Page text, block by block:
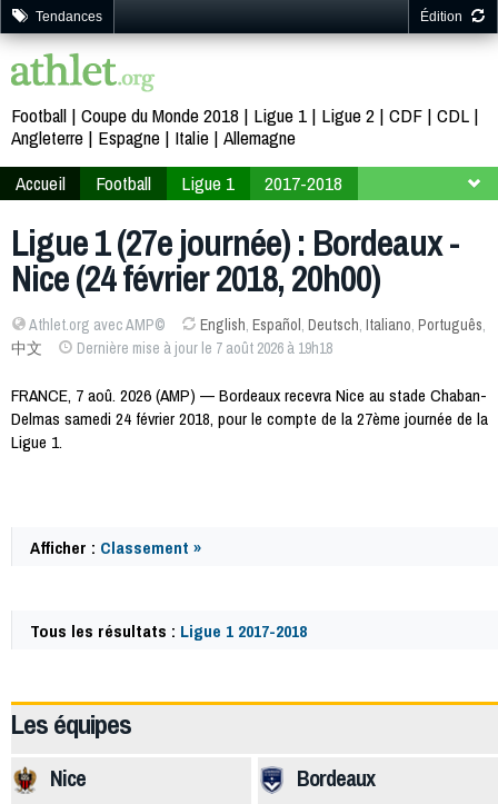
Tendances Édition
Football Coupe du Monde 2018 Ligue 1 Ligue 2 CDF CDL
Angleterre
Espagne Italie Allemagne
Accueil
Football Ligue 1
2017-2018
Ligue 1 (27e journée) : Bordeaux -
Nice (24 février 2018, 20h00)
Athlet.org avec AMP© English, Español, Deutsch, Italiano, Português,
中文
Dernière mise à jour le 7 août 2026 à 19h18
FRANCE, 7 aoû. 2026 (AMP) — Bordeaux recevra Nice au stade Chaban-
Delmas samedi 24 février 2018, pour le compte de la 27ème journée de la
Ligue 1.
Afficher : Classement »
Tous les résultats : Ligue 1 2017-2018
Les équipes
Bordeaux
Nice